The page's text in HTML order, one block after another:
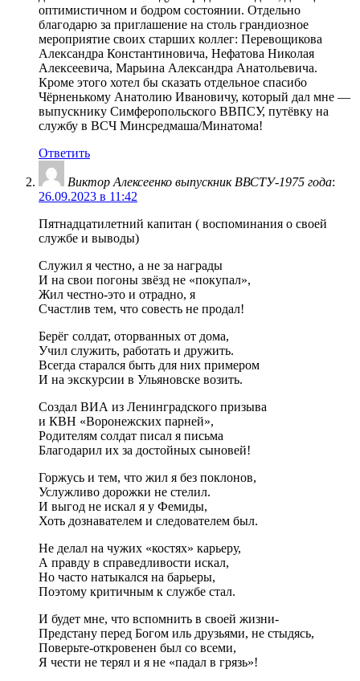
оптимистичном и бодром состоянии. Отдельно
благодарю за приглашение на столь грандиозное
мероприятие своих старших коллег: Перевощикова
Александра Константиновича, Нефатова Николая
Алексеевича, Марьина Александра Анатольевича.
Кроме этого хотел бы сказать отдельное спасибо
Чёрненькому Анатолию Ивановичу, который дал мне —
выпускнику Симферопольского ВВПСУ, путёвку на
службу в ВСЧ Минсредмаша/Минатома!
Ответить
Виктор Алексеенко выпускник ВВСТУ-1975 года:
26.09.2023 в 11:42
Пятнадцатилетний капитан ( воспоминания о своей
службе и выводы)
Служил я честно, а не за награды
И на свои погоны звёзд не «покупал»,
Жил честно-это и отрадно, я
Счастлив тем, что совесть не продал!
Берёг солдат, оторванных от дома,
Учил служить, работать и дружить.
Всегда старался быть для них примером
И на экскурсии в Ульяновске возить.
Создал ВИА из Ленинградского призыва
и КВН «Воронежских парней»,
Родителям солдат писал я письма
Благодарил их за достойных сыновей!
Горжусь и тем, что жил я без поклонов,
Услужливо дорожки не стелил.
И выгод не искал я у Фемиды,
Хоть дознавателем и следователем был.
Не делал на чужих «костях» карьеру,
А правду в справедливости искал,
Но часто натыкался на барьеры,
Поэтому критичным к службе стал.
И будет мне, что вспомнить в своей жизни-
Предстану перед Богом иль друзьями, не стыдясь,
Поверьте-откровенен был со всеми,
Я чести не терял и я не «падал в грязь»!